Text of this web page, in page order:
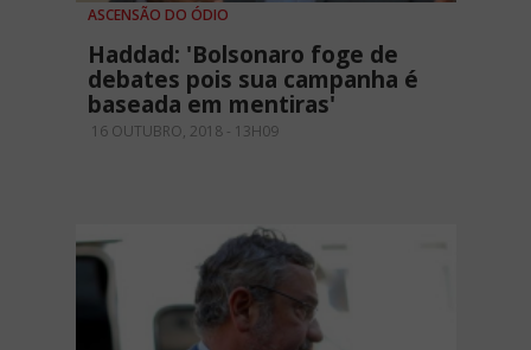
ASCENSÃO DO ÓDIO
Haddad: 'Bolsonaro foge de
debates pois sua campanha é
baseada em mentiras'
16 OUTUBRO, 2018 - 13H09